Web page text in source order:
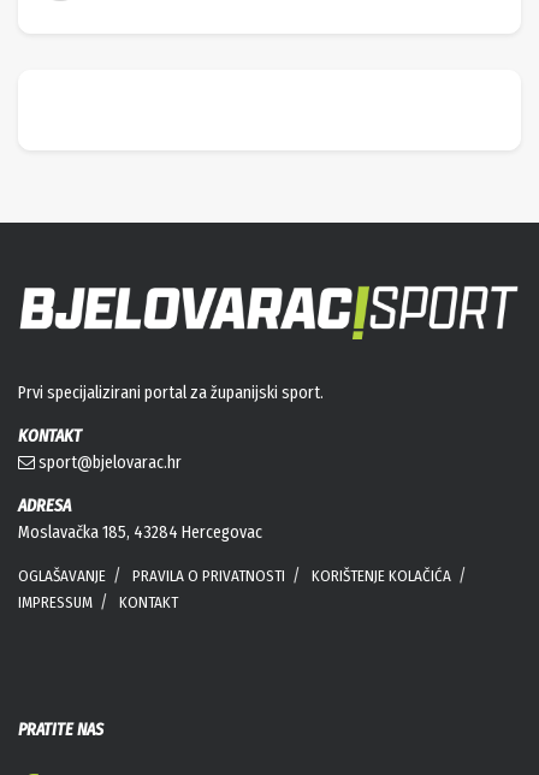
Prvi specijalizirani portal za županijski sport.
KONTAKT
sport@bjelovarac.hr
ADRESA
Moslavačka 185, 43284 Hercegovac
OGLAŠAVANJE PRAVILA O PRIVATNOSTI
KORIŠTENJE KOLAČIĆA
IMPRESSUM
KONTAKT
PRATITE NAS